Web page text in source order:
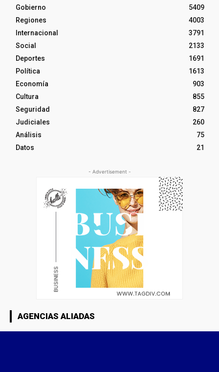
Gobierno
5409
Regiones
4003
Internacional
3791
Social
2133
Deportes
1691
Política
1613
Economía
903
Cultura
855
Seguridad
827
Judiciales
260
Análisis
75
Datos
21
- Advertisement -
AGENCIAS ALIADAS